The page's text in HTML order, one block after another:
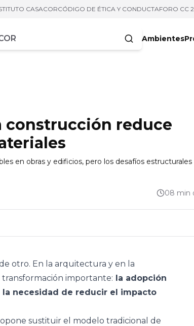
CASACORCÓDIGO DE ÉTICA Y CONDUCTAFORO CC
Ambientes
construcción reduce
en obras y edificios, pero los desafíos estructurales
08 min
otro. En la arquitectura y en la
importante: la adopción
necesidad de reducir el impacto
sustituir el modelo tradicional de